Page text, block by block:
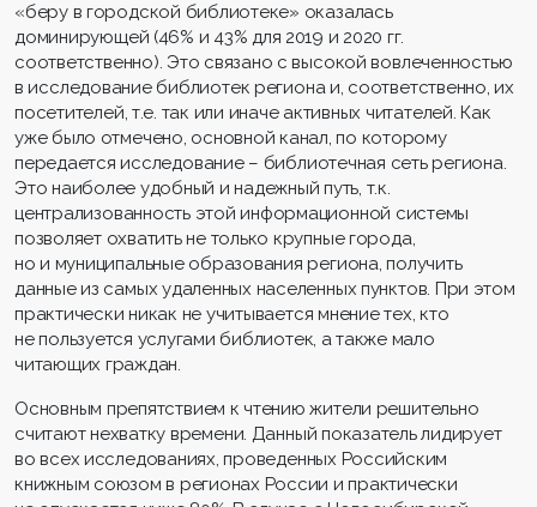
«беру в городской библиотеке» оказалась
доминирующей (46% и 43% для 2019 и 2020 гг.
соответственно). Это связано с высокой вовлеченностью
в исследование библиотек региона и, соответственно, их
посетителей, т.е. так или иначе активных читателей. Как
уже было отмечено, основной канал, по которому
передается исследование – библиотечная сеть региона.
Это наиболее удобный и надежный путь, т.к.
централизованность этой информационной системы
позволяет охватить не только крупные города,
но и муниципальные образования региона, получить
данные из самых удаленных населенных пунктов. При этом
практически никак не учитывается мнение тех, кто
не пользуется услугами библиотек, а также мало
читающих граждан.
Основным препятствием к чтению жители решительно
считают нехватку времени. Данный показатель лидирует
во всех исследованиях, проведенных Российским
книжным союзом в регионах России и практически